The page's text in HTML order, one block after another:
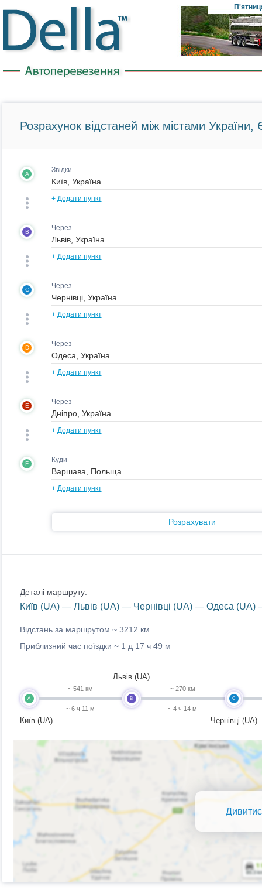
Розрахунок відстаней між містами України,
A Звідки
+ Додати пункт
B Через
+ Додати пункт
C Через
+ Додати пункт
D Через
+ Додати пункт
E Через
+ Додати пункт
F Куди
+ Додати пункт
Розрахувати
Деталі маршруту:
Київ (UA) — Львів (UA) — Чернівці (UA) — Одеса
Відстань за маршрутом ~ 3212 км
Приблизний час поїздки ~ 1 д 17 ч 49 м
A
Київ (UA)
~ 541 км
~ 6 ч 11 м
B
Львів (UA)
~ 270 км
~ 4 ч 14 м
C
Чернівці (UA)